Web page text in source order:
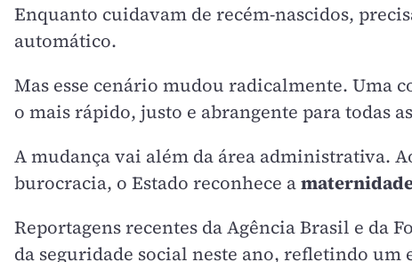
Enquanto cuidavam de recém-nascidos,
automático.
Mas esse cenário mudou radicalmente. Uma
o mais rápido, justo e abrangente para todas
A mudança vai além da área administrativa.
burocracia, o Estado reconhece a
Reportagens recentes da Agência Brasil e da
da seguridade social neste ano, refletindo